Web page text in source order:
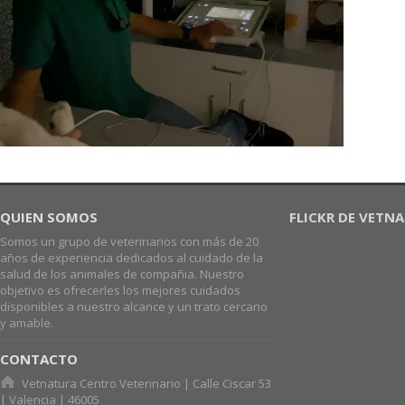
QUIEN SOMOS
Somos un grupo de veterinarios con más de 20
años de experiencia dedicados al cuidado de la
salud de los animales de compañia. Nuestro
objetivo es ofrecerles los mejores cuidados
disponibles a nuestro alcance y un trato cercano
y amable.
CONTACTO
Vetnatura Centro Veterinario | Calle Ciscar 53
| Valencia | 46005
FLICKR DE